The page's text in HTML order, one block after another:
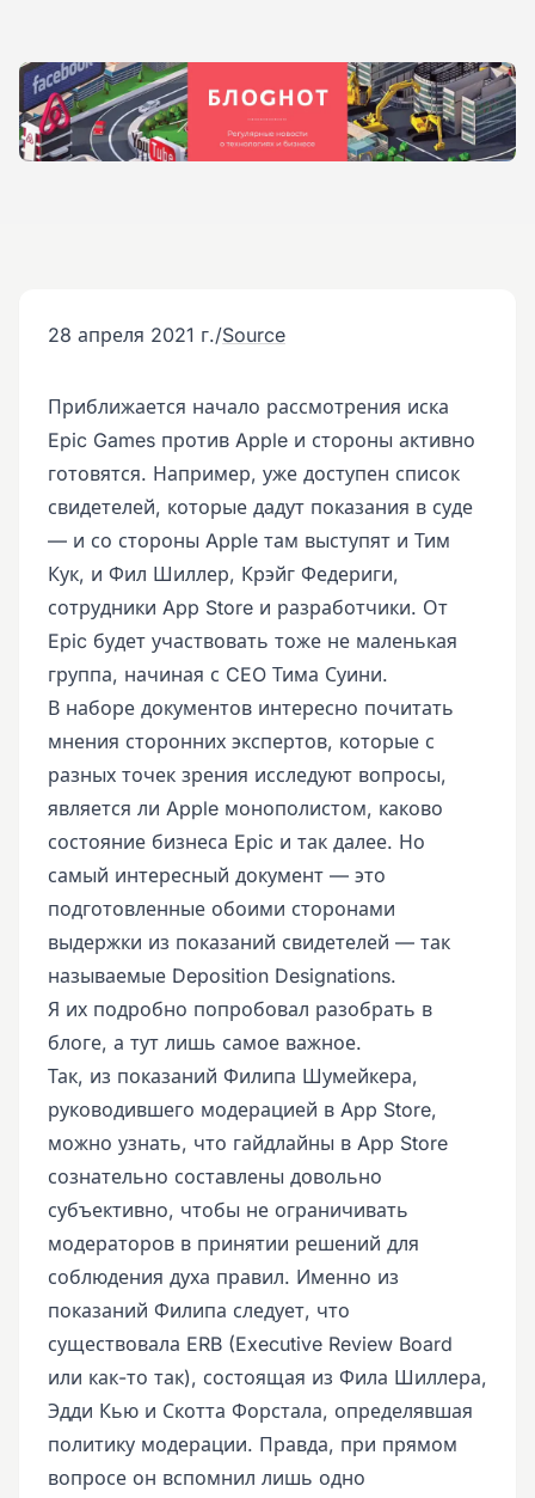
28 апреля 2021 г./Source
Приближается начало рассмотрения иска
Epic Games против Apple и стороны активно
готовятся. Например, уже доступен список
свидетелей, которые дадут показания в суде
— и со стороны Apple там выступят и Тим
Кук, и Фил Шиллер, Крэйг Федериги,
сотрудники App Store и разработчики. От
Epic будет участвовать тоже не маленькая
группа, начиная с CEO Тима Суини.
В наборе документов интересно почитать
мнения сторонних экспертов, которые с
разных точек зрения исследуют вопросы,
является ли Apple монополистом, каково
состояние бизнеса Epic и так далее. Но
самый интересный документ — это
подготовленные обоими сторонами
выдержки из показаний свидетелей — так
называемые Deposition Designations.
Я их подробно попробовал разобрать в
блоге, а тут лишь самое важное.
Так, из показаний Филипа Шумейкера,
руководившего модерацией в App Store,
можно узнать, что гайдлайны в App Store
сознательно составлены довольно
субъективно, чтобы не ограничивать
модераторов в принятии решений для
соблюдения духа правил. Именно из
показаний Филипа следует, что
существовала ERB (Executive Review Board
или как-то так), состоящая из Фила Шиллера,
Эдди Кью и Скотта Форстала, определявшая
политику модерации. Правда, при прямом
вопросе он вспомнил лишь одно